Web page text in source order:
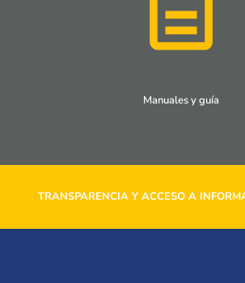
Manuales y guía
TRANSPARENCIA Y ACCESO A